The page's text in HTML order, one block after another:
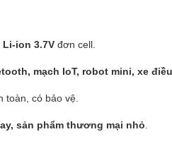
Li-ion 3.7V đơn cell.
mạch IoT, robot mini, xe
toàn, có bảo vệ.
sản phẩm thương mại nhỏ